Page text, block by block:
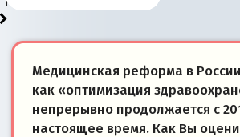
Медицинская реформа в
как «оптимизация
непрерывно продолжается с
настоящее время. Как Вы